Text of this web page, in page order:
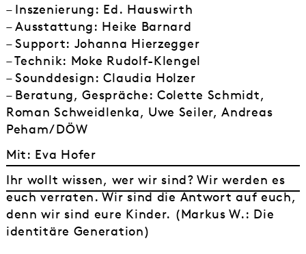
– Inszenierung: Ed. Hauswirth
– Ausstattung: Heike Barnard
– Support: Johanna Hierzegger
– Technik: Moke Rudolf-Klengel
– Sounddesign: Claudia Holzer
– Beratung, Gespräche: Colette Schmidt,
Roman Schweidlenka, Uwe Seiler, Andreas
Peham/DÖW
Mit: Eva Hofer
Ihr wollt wissen, wer wir sind? Wir werden es
euch verraten. Wir sind die Antwort auf euch,
denn wir sind eure Kinder. (Markus W.: Die
identitäre Generation)